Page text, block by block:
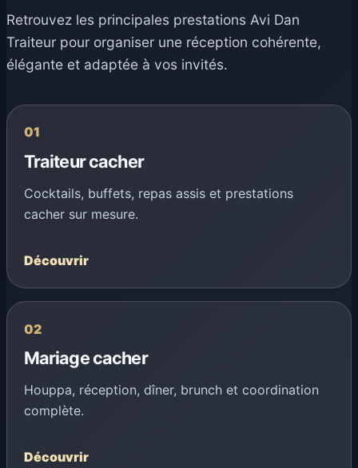
Retrouvez les principales prestations Avi Dan
Traiteur pour organiser une réception cohérente,
élégante et adaptée à vos invités.
01
Traiteur cacher
Cocktails, buffets, repas assis et prestations
cacher sur mesure.
Découvrir
02
Mariage cacher
Houppa, réception, dîner, brunch et coordination
complète.
Découvrir